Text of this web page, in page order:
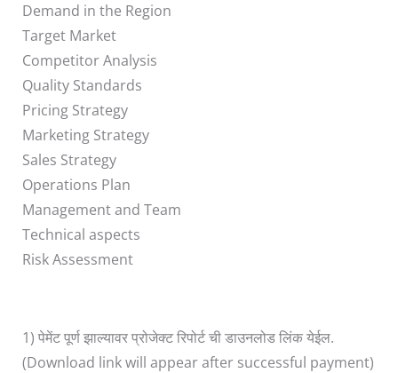
Demand in the Region
Target Market
Competitor Analysis
Quality Standards
Pricing Strategy
Marketing Strategy
Sales Strategy
Operations Plan
Management and Team
Technical aspects
Risk Assessment
1) पेमेंट पूर्ण झाल्यावर प्रोजेक्ट रिपोर्ट ची डाउनलोड लिंक येईल.
(Download link will appear after successful payment)